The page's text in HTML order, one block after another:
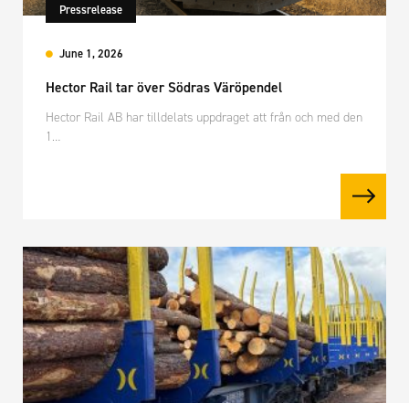
Pressrelease
June 1, 2026
Hector Rail tar över Södras Väröpendel
Hector Rail AB har tilldelats uppdraget att från och med den
1…